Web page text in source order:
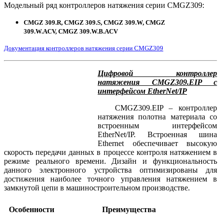
Модельный ряд контроллеров натяжения серии CMGZ309:
CMGZ 309.R, CMGZ 309.S, CMGZ 309.W, CMGZ
309.W.ACV, CMGZ 309.W.B.ACV
Документация контроллеров натяжения серии CMGZ309
Цифровой контроллер
натяжения CMGZ309.EIP с
интерфейсом EtherNet/IP
CMGZ309.EIP – контроллер
натяжения полотна материала со
встроенным интерфейсом
EtherNet/IP. Встроенная шина
Ethernet обеспечивает высокую
скорость передачи данных в процессе контроля натяжением в
режиме реального времени. Дизайн и функциональность
данного электронного устройства оптимизированы для
достижения наиболее точного управления натяжением в
замкнутой цепи в машиностроительном производстве.
Особенности Преимущества